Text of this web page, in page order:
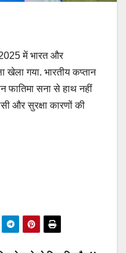
में भारत और
खेला गया. भारतीय कप्तान
फातिमा सना से हाथ नहीं
और सुरक्षा कारणों की